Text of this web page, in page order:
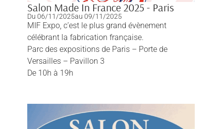
Salon Made In France 2025 - Paris
Du 06/11/2025au 09/11/2025
MIF Expo, c’est le plus grand évènement
célébrant la fabrication française.
Parc des expositions de Paris – Porte de
Versailles – Pavillon 3
De 10h à 19h